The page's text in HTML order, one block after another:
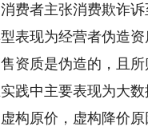
费者主张消费欺诈诉
现为经营者伪造资
资质是伪造的，且
中主要表现为大数
构原价，虚构降价